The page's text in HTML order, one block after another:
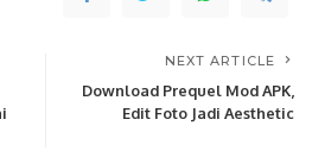
NEXT ARTICLE
Download Prequel Mod APK,
Edit Foto Jadi Aesthetic